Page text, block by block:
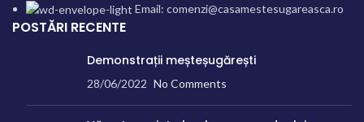
Email: comenzi@casamestesugareasca.ro
POSTĂRI RECENTE
Demonstrații meșteșugărești
28/06/2022 No Comments